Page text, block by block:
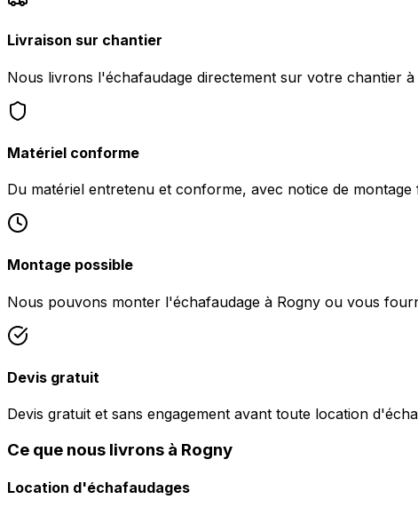
Livraison sur chantier
Nous livrons l'échafaudage directement sur votre chantier à
Matériel conforme
Du matériel entretenu et conforme, avec notice de montage
Montage possible
Nous pouvons monter l'échafaudage à Rogny ou vous
Devis gratuit
Devis gratuit et sans engagement avant toute location
Ce que nous livrons à Rogny
Location d'échafaudages